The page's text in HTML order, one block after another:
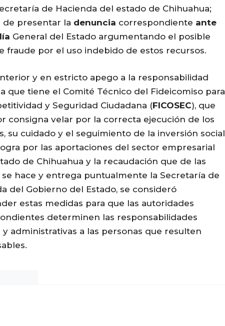
de Hacienda del estado de Chihuahua;
de presentar la denuncia correspondiente ante
General del Estado argumentando el posible
fraude por el uso indebido de estos recursos.
y en estricto apego a la responsabilidad
que tiene el Comité Técnico del Fideicomiso para
y Seguridad Ciudadana (FICOSEC), que
consigna velar por la correcta ejecución de los
su cuidado y el seguimiento de la inversión social
por las aportaciones del sector empresarial
de Chihuahua y la recaudación que de las
se hace y entrega puntualmente la Secretaría de
del Gobierno del Estado, se consideró
estas medidas para que las autoridades
determinen las responsabilidades
y administrativas a las personas que resulten